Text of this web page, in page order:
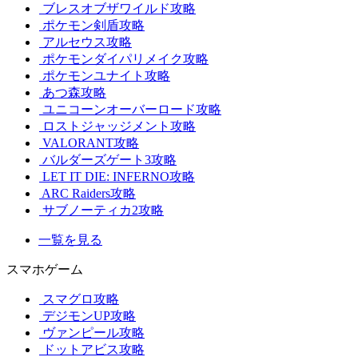
ブレスオブザワイルド攻略
ポケモン剣盾攻略
アルセウス攻略
ポケモンダイパリメイク攻略
ポケモンユナイト攻略
あつ森攻略
ユニコーンオーバーロード攻略
ロストジャッジメント攻略
VALORANT攻略
バルダーズゲート3攻略
LET IT DIE: INFERNO攻略
ARC Raiders攻略
サブノーティカ2攻略
一覧を見る
スマホゲーム
スマグロ攻略
デジモンUP攻略
ヴァンピール攻略
ドットアビス攻略